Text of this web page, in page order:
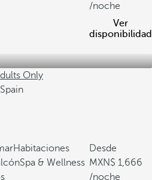
/noche
Ver
disponibilidad
Only
Habitaciones
Spa & Wellness
Desde
1,666
/noche